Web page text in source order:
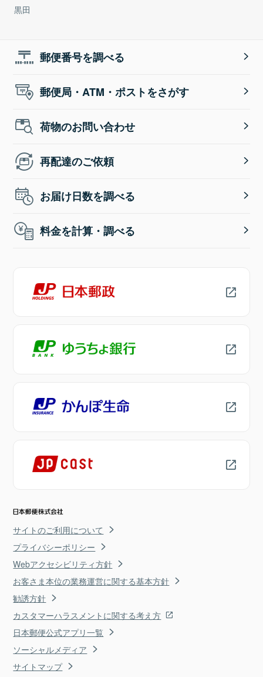
黒田
郵便番号を調べる
郵便局・ATM・ポストをさがす
荷物のお問い合わせ
再配達のご依頼
お届け日数を調べる
料金を計算・調べる
サイトのご利用について
プライバシーポリシー
Webアクセシビリティ方針
お客さま本位の業務運営に関する基本方針
勧誘方針
カスタマーハラスメントに関する考え方
日本郵便公式アプリ一覧
ソーシャルメディア
サイトマップ